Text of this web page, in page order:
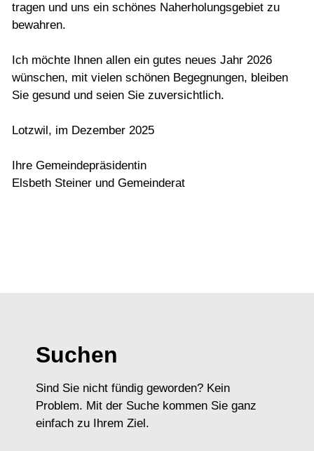
tragen und uns ein schönes Naherholungsgebiet zu
bewahren.
Ich möchte Ihnen allen ein gutes neues Jahr 2026
wünschen, mit vielen schönen Begegnungen, bleiben
Sie gesund und seien Sie zuversichtlich.
Lotzwil, im Dezember 2025
Ihre Gemeindepräsidentin
Elsbeth Steiner und Gemeinderat
Suchen
Sind Sie nicht fündig geworden? Kein
Problem. Mit der Suche kommen Sie ganz
einfach zu Ihrem Ziel.